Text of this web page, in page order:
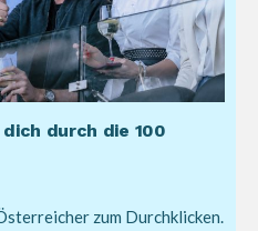
durch die 100
zum Durchklicken.